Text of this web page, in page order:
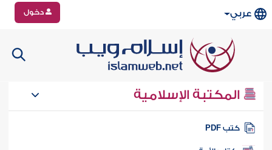
عربي دخول
المكتبة الإسلامية
كتب PDF